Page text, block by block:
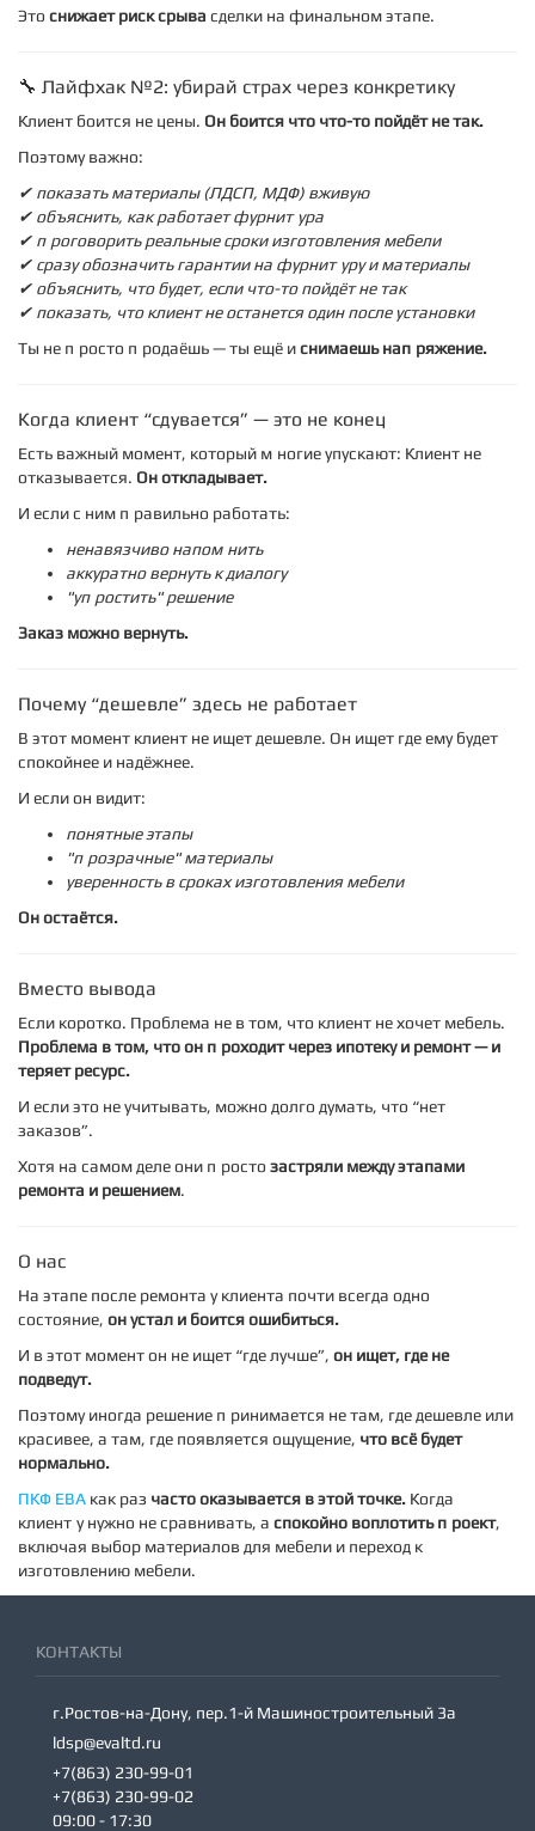
Это снижает риск срыва сделки на финальном этапе.
🔧 Лайфхак №2: убирай страх через конкретику
Клиент боится не цены. Он боится что что-то пойдёт не так.
Поэтому важно:
✔ показать материалы (ЛДСП, МДФ) вживую
✔ объяснить, как работает фурнитура
✔ проговорить реальные сроки изготовления мебели
✔ сразу обозначить гарантии на фурнитуру и материалы
✔ объяснить, что будет, если что-то пойдёт не так
✔ показать, что клиент не останется один после установки
Ты не просто продаёшь — ты ещё иснимаешь напряжение.
Когда клиент “сдувается” — это не конец
Есть важный момент, который многие упускают: Клиент не
отказывается. Он откладывает.
И если с ним правильно работать:
ненавязчиво напомнить
аккуратно вернуть к диалогу
"упростить" решение
Заказ можно вернуть.
Почему “дешевле” здесь не работает
В этот момент клиент не ищет дешевле. Он ищет где ему будет
спокойнее и надёжнее.
И если он видит:
понятные этапы
"прозрачные" материалы
уверенность в сроках изготовления мебели
Он остаётся.
Вместо вывода
Если коротко. Проблема не в том, что клиент не хочет мебель.
Проблема в том, что он проходит через ипотеку и ремонт — и
теряет ресурс.
И если это не учитывать, можно долго думать, что “нет
заказов”.
Хотя на самом деле они просто застряли между этапами
ремонта и решением.
О нас
На этапе после ремонта у клиента почти всегда одно
состояние, он устал и боится ошибиться.
И в этот момент он не ищет “где лучше”, он ищет, где не
подведут.
Поэтому иногда решение принимается не там, где дешевле или
красивее, а там, где появляется ощущение, что всё будет
нормально.
ПКФ ЕВА как раз часто оказывается в этой точке. Когда
клиенту нужно не сравнивать, а спокойно воплотить проект,
включая выбор материалов для мебели и переход к
изготовлению мебели.
КОНТАКТЫ
г.Ростов-на-Дону, пер.1-й Машиностроительный 3а
ldsp@evaltd.ru
+7(863) 230-99-01
+7(863) 230-99-02
09:00 - 17:30